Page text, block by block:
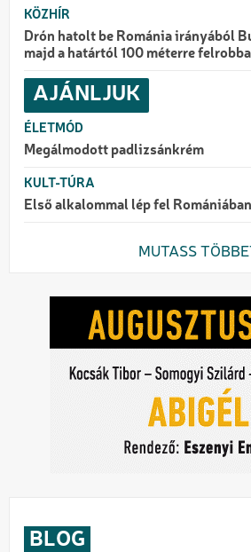
KÖZHÍR
Drón hatolt be Románia irányából
majd a határtól 100 méterre
AJÁNLJUK
ÉLETMÓD
Megálmodott padlizsánkrém
KULT-TÚRA
Első alkalommal lép fel
MUTASS
BLOG